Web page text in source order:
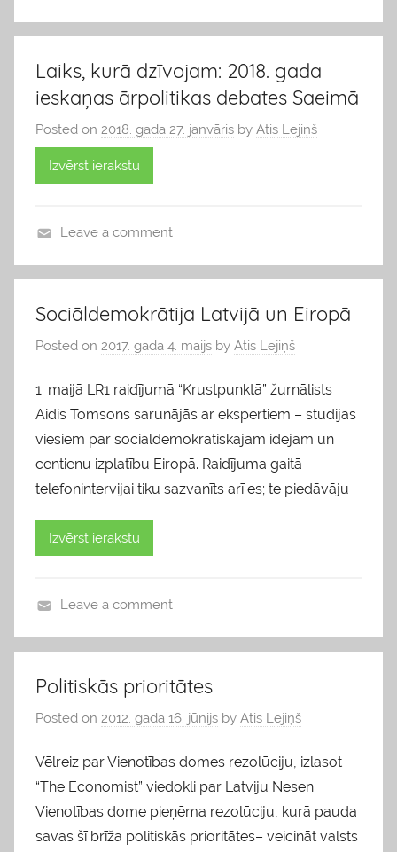
l
g
s
Laiks, kurā dzīvojam: 2018. gada
ieskaņas ārpolitikas debates Saeimā
Posted on 2018. gada 27. janvāris by Atis Lejiņš
Izvērst ierakstu
l
g
s
Leave a comment
Sociāldemokrātija Latvijā un Eiropā
Posted on 2017. gada 4. maijs by Atis Lejiņš
1. maijā LR1 raidījumā “Krustpunktā” žurnālists
Aidis Tomsons sarunājās ar ekspertiem – studijas
viesiem par sociāldemokrātiskajām idejām un
centienu izplatību Eiropā. Raidījuma gaitā
telefonintervijai tiku sazvanīts arī es; te piedāvāju
Izvērst ierakstu
l
g
s
Leave a comment
Politiskās prioritātes
Posted on 2012. gada 16. jūnijs by Atis Lejiņš
Vēlreiz par Vienotības domes rezolūciju, izlasot
“The Economist” viedokli par Latviju Nesen
Vienotības dome pieņēma rezolūciju, kurā pauda
savas šī brīža politiskās prioritātes– veicināt valsts